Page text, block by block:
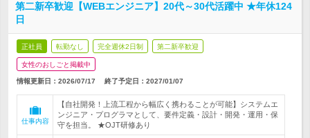
第二新卒歓迎【WEBエンジニア】20代～30代活躍中 ★年休124
日
正社員 転勤なし 完全週休2日制 第二新卒歓迎
女性のおしごと掲載中
情報更新日：2026/07/17 終了予定日： 2027/01/07
仕事内容
【自社開発！上流工程から幅広く携わることが可能】システムエ
ンジニア・プログラマとして、要件定義・設計・開発・運用・保
守を担当。 ★OJT研修あり